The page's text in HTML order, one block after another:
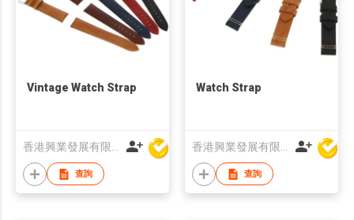
Vintage Watch Strap
香港興業發展有限公司
查詢
Watch Strap
香港興業發展有限公司
查詢